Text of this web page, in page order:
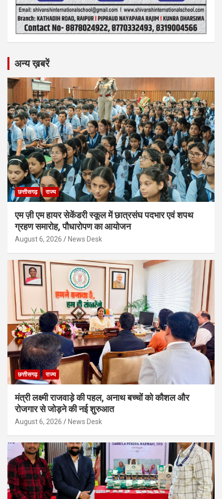
अन्य ख़बरें
छत्तीसगढ़ राज्य
एम ज़ी एम हायर सेकेंडरी स्कूल में छात्रसंघ पदभार एवं शपथ
ग्रहण समारोह, पौधारोपण का आयोजन
August 6, 2026 News Desk
छत्तीसगढ़ राज्य
मंत्री लक्ष्मी राजवाड़े की पहल, अनाथ बच्चों को कौशल और
रोजगार से जोड़ने की नई शुरुआत
August 6, 2026 News Desk